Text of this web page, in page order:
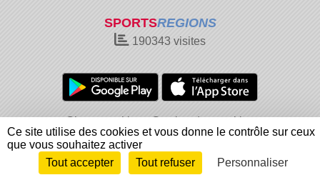
SPORTSREGIONS
190343 visites
Charte cookies
Gestion des cookies
Informations légales
Signaler un contenu inapproprié
Envie de participer ? Connexion
Ce site utilise des cookies et vous donne le contrôle sur ceux
que vous souhaitez activer
Tout accepter
Tout refuser Personnaliser